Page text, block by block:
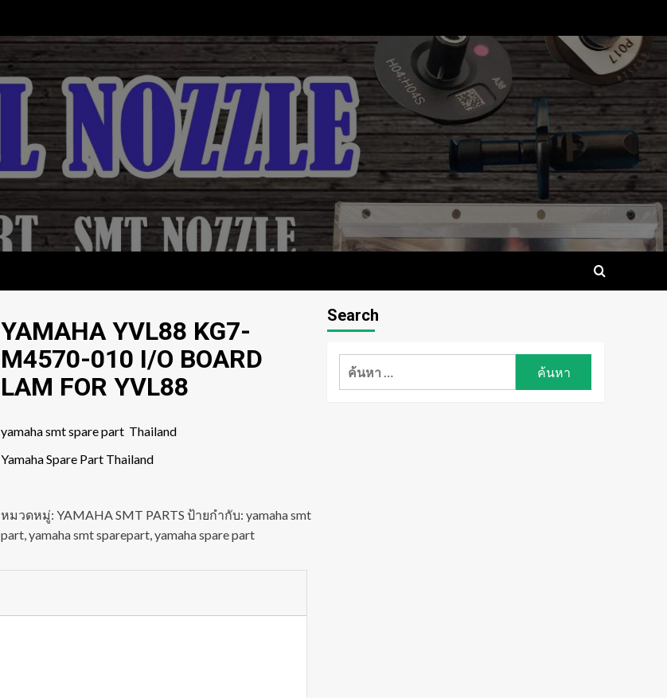
YAMAHA YVL88 KG7-
M4570-010 I/O BOARD
LAM FOR YVL88
yamaha smt spare part Thailand
Yamaha Spare Part Thailand
หมวดหมู่: YAMAHA SMT PARTS ป้ายกำกับ: yamaha smt
part,yamaha smt sparepart,yamaha spare part
Search
ค้นหา